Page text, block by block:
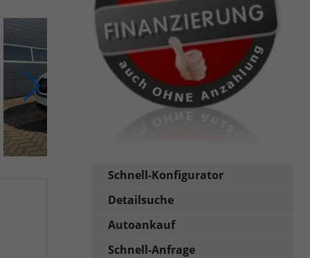
Schnell-Konfigurator
Detailsuche
Autoankauf
Schnell-Anfrage